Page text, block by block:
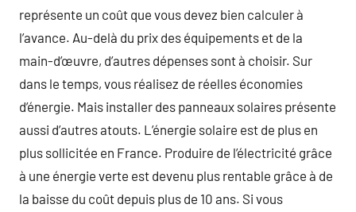
représente un coût que vous devez bien calculer à
l’avance. Au-delà du prix des équipements et de la
main-d’œuvre, d’autres dépenses sont à choisir. Sur
dans le temps, vous réalisez de réelles économies
d’énergie. Mais installer des panneaux solaires présente
aussi d’autres atouts. L’énergie solaire est de plus en
plus sollicitée en France. Produire de l’électricité grâce
à une énergie verte est devenu plus rentable grâce à de
la baisse du coût depuis plus de 10 ans. Si vous